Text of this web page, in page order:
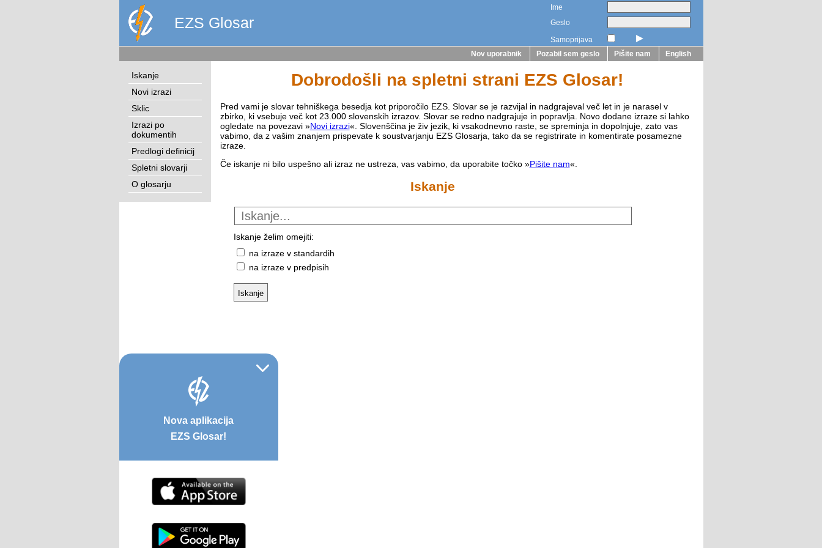
Ime
Geslo
Samoprijava
►
EZS Glosar
Nov uporabnik Pozabil sem geslo Pišite nam English
Iskanje
Novi izrazi
Sklic
Izrazi po
dokumentih
Predlogi definicij
Spletni slovarji
O glosarju
Dobrodošli na spletni strani EZS Glosar!
Pred vami je slovar tehniškega besedja kot priporočilo EZS. Slovar se je razvijal in nadgrajeval več let in je narasel v
zbirko, ki vsebuje več kot 23.000 slovenskih izrazov. Slovar se redno nadgrajuje in popravlja. Novo dodane izraze si lahko
ogledate na povezavi »Novi izrazi«. Slovenščina je živ jezik, ki vsakodnevno raste, se spreminja in dopolnjuje, zato vas
vabimo, da z vašim znanjem prispevate k soustvarjanju EZS Glosarja, tako da se registrirate in komentirate posamezne
izraze.
Če iskanje ni bilo uspešno ali izraz ne ustreza, vas vabimo, da uporabite točko »Pišite nam«.
Iskanje
Iskanje želim omejiti:
na izraze v standardih
na izraze v predpisih
Nova aplikacija
EZS Glosar!